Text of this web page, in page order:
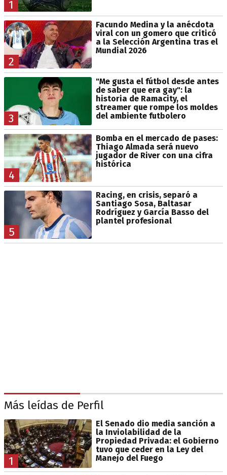
1
2
Facundo Medina y la anécdota
viral con un gomero que criticó
a la Selección Argentina tras el
Mundial 2026
3
"Me gusta el fútbol desde antes
de saber que era gay": la
historia de Ramacity, el
streamer que rompe los moldes
del ambiente futbolero
4
Bomba en el mercado de pases:
Thiago Almada será nuevo
jugador de River con una cifra
histórica
5
Racing, en crisis, separó a
Santiago Sosa, Baltasar
Rodríguez y García Basso del
plantel profesional
Más leídas de Perfil
1
El Senado dio media sanción a
la Inviolabilidad de la
Propiedad Privada: el Gobierno
tuvo que ceder en la Ley del
Manejo del Fuego